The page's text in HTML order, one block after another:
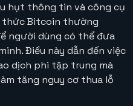
hụt thông tin và công cụ
thức Bitcoin thường
người dùng có thể đưa
Điều này dẫn đến việc
dịch phi tập trung mà
tăng nguy cơ thua lỗ